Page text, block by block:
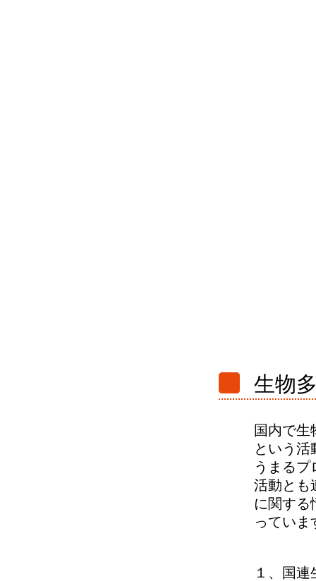
生物
国内で生
という活
うまるプ
活動とも
に関する
っていま
１、国